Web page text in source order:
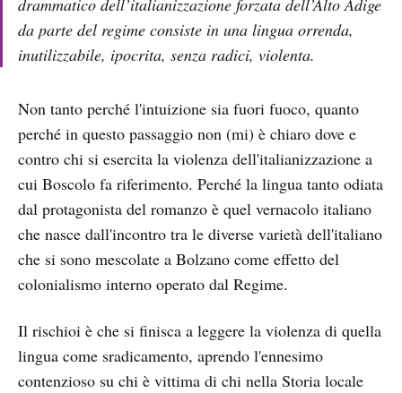
drammatico dell’italianizzazione forzata dell’Alto Adige
da parte del regime consiste in una lingua orrenda,
inutilizzabile, ipocrita, senza radici, violenta.
Non tanto perché l'intuizione sia fuori fuoco, quanto
perché in questo passaggio non (mi) è chiaro dove e
contro chi si esercita la violenza dell'italianizzazione a
cui Boscolo fa riferimento. Perché la lingua tanto odiata
dal protagonista del romanzo è quel vernacolo italiano
che nasce dall'incontro tra le diverse varietà dell'italiano
che si sono mescolate a Bolzano come effetto del
colonialismo interno operato dal Regime.
Il rischioi è che si finisca a leggere la violenza di quella
lingua come sradicamento, aprendo l'ennesimo
contenzioso su chi è vittima di chi nella Storia locale